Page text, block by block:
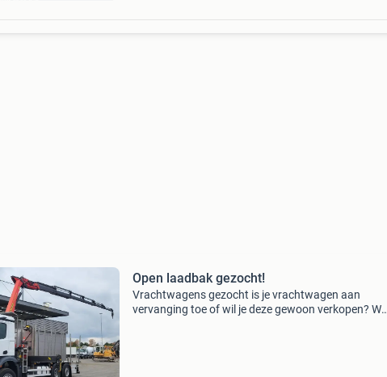
Open laadbak gezocht!
Vrachtwagens gezocht is je vrachtwagen aan
vervanging toe of wil je deze gewoon verkopen? Wij